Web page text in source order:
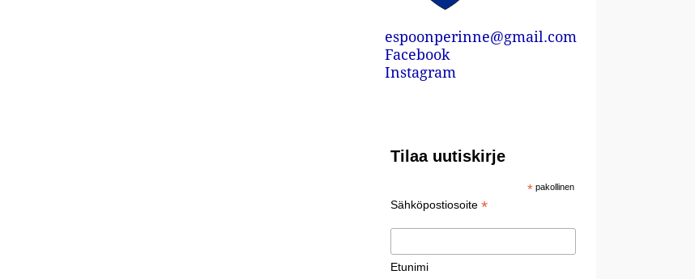
espoonperinne@gmail.com
Facebook
Instagram
Tilaa uutiskirje
*pakollinen
Sähköpostiosoite*
Etunimi